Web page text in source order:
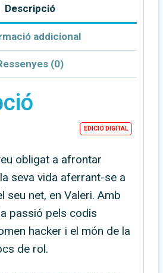
Descripció
addicional
(0)
EDICIÓ DIGITAL
obligat a afrontar
seva vida aferrant-se a
seu net, en Valeri. Amb
passió pels codis
hacker i el món de la
de rol.